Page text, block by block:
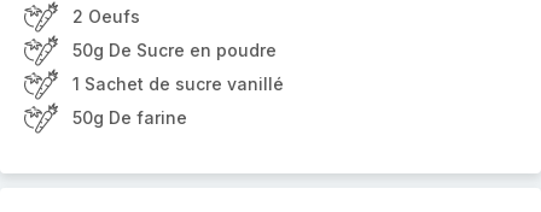
2 Oeufs
50g De Sucre en poudre
1 Sachet de sucre vanillé
50g De farine